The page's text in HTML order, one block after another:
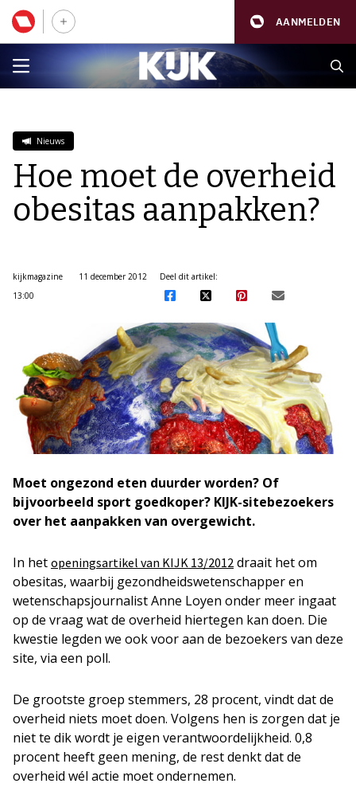
AANMELDEN
Nieuws
Hoe moet de overheid
obesitas aanpakken?
kijkmagazine
11 december 2012
13:00
Deel dit artikel:
Moet ongezond eten duurder worden? Of
bijvoorbeeld sport goedkoper? KIJK-sitebezoekers
over het aanpakken van overgewicht.
In het openingsartikel van KIJK 13/2012 draait het om
obesitas, waarbij gezondheidswetenschapper en
wetenschapsjournalist Anne Loyen onder meer ingaat
op de vraag wat de overheid hiertegen kan doen. Die
kwestie legden we ook voor aan de bezoekers van deze
site, via een poll.
De grootste groep stemmers, 28 procent, vindt dat de
overheid niets moet doen. Volgens hen is zorgen dat je
niet te dik wordt je eigen verantwoordelijkheid. 0,8
procent heeft geen mening, de rest denkt dat de
overheid wél actie moet ondernemen.